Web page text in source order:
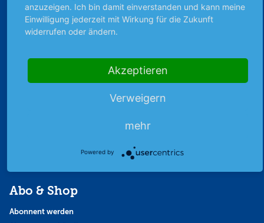
Archiv
Börsenbericht
Börsengespräche
Abo & Shop
Abonnent werden
anzuzeigen. Ich bin damit einverstanden und kann meine
Einwilligung jederzeit mit Wirkung für die Zukunft
widerrufen oder ändern.
Akzeptieren
Verweigern
mehr
Powered by